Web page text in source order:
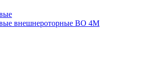
внешнероторные ВО 4М